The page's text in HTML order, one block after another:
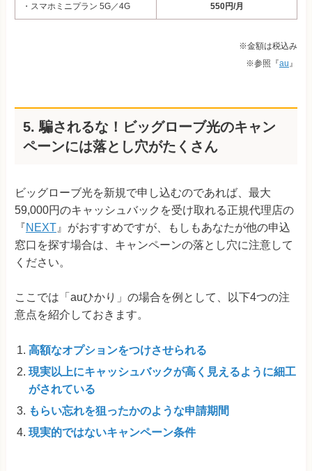
・スマホミニプラン 5G／4G 550円/月
※金額は税込み
※参照『au 』
5. 騙されるな！ビッグローブ光のキャン
ペーンには落とし穴がたくさん
ビッグローブ光を新規で申し込むのであれば、最大
59,000円のキャッシュバックを受け取れる正規代理店の
『NEXT 』がおすすめですが、もしもあなたが他の申込
窓口を探す場合は、キャンペーンの落とし穴に注意して
ください。
ここでは「auひかり」の場合を例として、以下4つの注
意点を紹介しておきます。
高額なオプションをつけさせられる
現実以上にキャッシュバックが高く見えるように細工
がされている
もらい忘れを狙ったかのような申請期間
現実的ではないキャンペーン条件